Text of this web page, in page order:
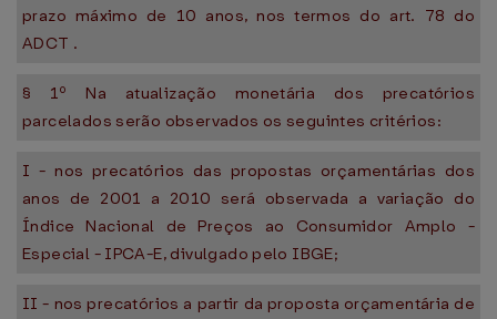
prazo máximo de 10 anos, nos termos do art. 78 do
ADCT .
§ 1º Na atualização monetária dos precatórios
parcelados serão observados os seguintes critérios:
I - nos precatórios das propostas orçamentárias dos
anos de 2001 a 2010 será observada a variação do
Índice Nacional de Preços ao Consumidor Amplo -
Especial - IPCA-E, divulgado pelo IBGE;
II - nos precatórios a partir da proposta orçamentária de